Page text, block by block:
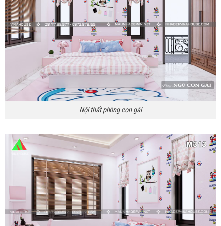
Nội thất phòng con gái